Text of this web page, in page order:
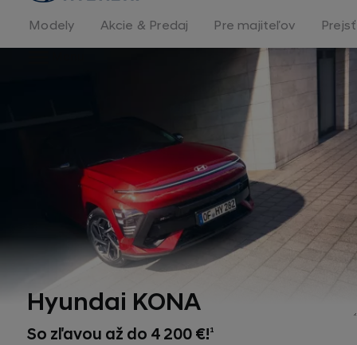
stránka
Modely Akcie & Predaj Pre majiteľov
Hyundai KONA
So zľavou až do 4 200 €!1